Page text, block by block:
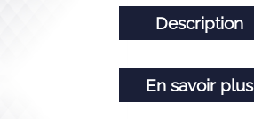
Description
En savoir plus